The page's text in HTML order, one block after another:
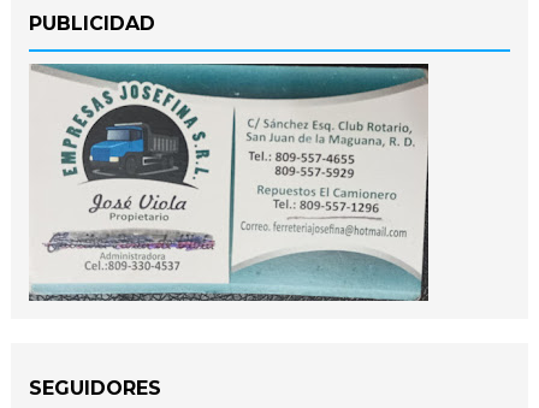
PUBLICIDAD
SEGUIDORES